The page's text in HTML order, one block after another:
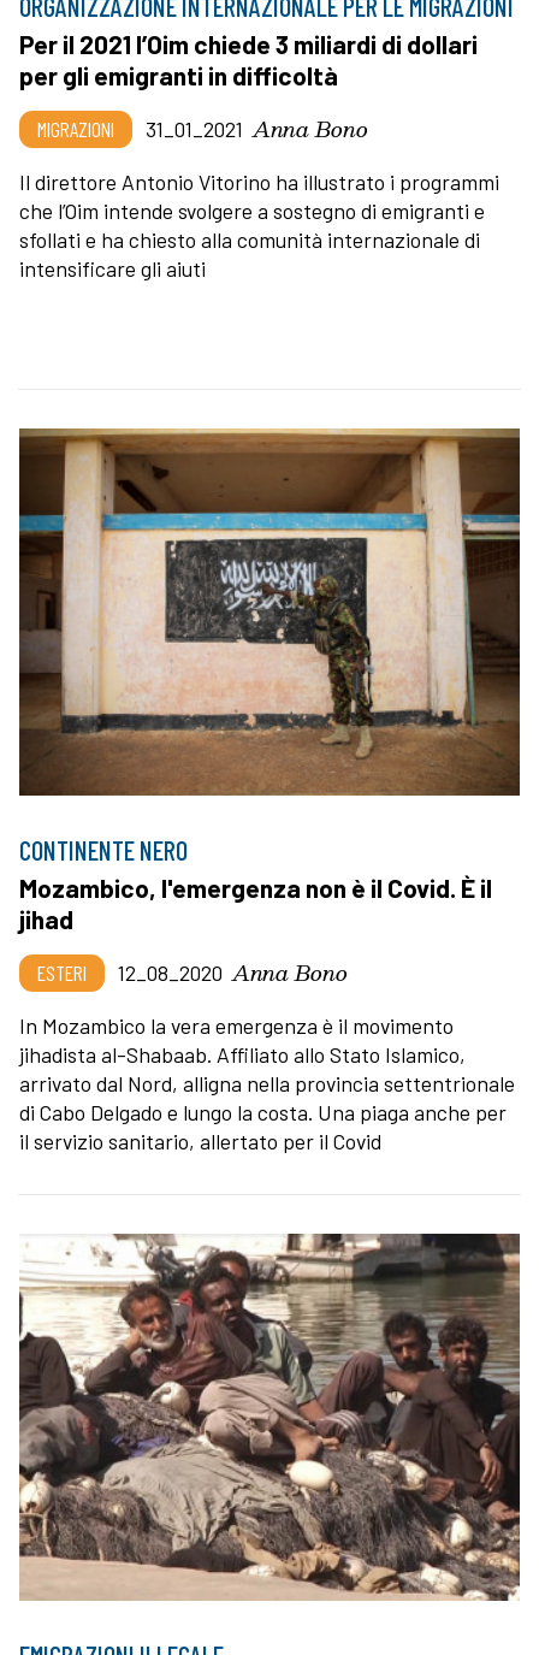
ORGANIZZAZIONE INTERNAZIONALE PER LE MIGRAZIONI
Per il 2021 l’Oim chiede 3 miliardi di dollari
per gli emigranti in difficoltà
MIGRAZIONI 31_01_2021 Anna Bono
Il direttore Antonio Vitorino ha illustrato i programmi
che l’Oim intende svolgere a sostegno di emigranti e
sfollati e ha chiesto alla comunità internazionale di
intensificare gli aiuti
CONTINENTE NERO
Mozambico, l'emergenza non è il Covid. È il
jihad
ESTERI 12_08_2020 Anna Bono
In Mozambico la vera emergenza è il movimento
jihadista al-Shabaab. Affiliato allo Stato Islamico,
arrivato dal Nord, alligna nella provincia settentrionale
di Cabo Delgado e lungo la costa. Una piaga anche per
il servizio sanitario, allertato per il Covid